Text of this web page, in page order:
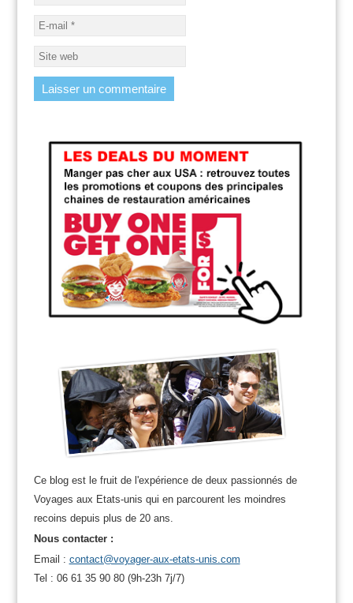
Ce blog est le fruit de l'expérience de deux passionnés de
Voyages aux Etats-unis qui en parcourent les moindres
recoins depuis plus de 20 ans.
Nous contacter :
Email : contact@voyager-aux-etats-unis.com
Tel : 06 61 35 90 80 (9h-23h 7j/7)